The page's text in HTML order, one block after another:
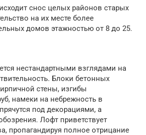
снос целых районов старых
на их месте более
домов этажностью от 8 до 25.
нестандартными взглядами на
Блоки бетонных
стены, изгибы
намеки на небрежность в
под декорациями, а
Лофт приветствует
пропагандируя полное отрицание